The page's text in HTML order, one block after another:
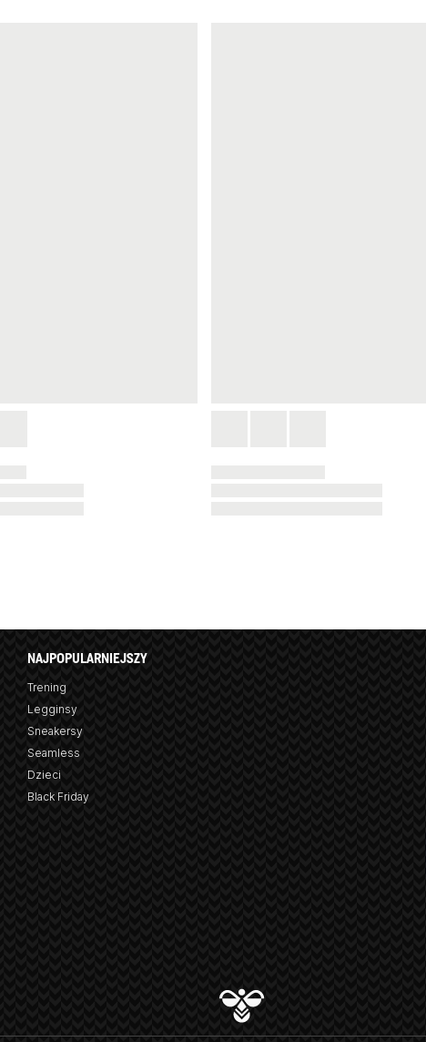
NAJPOPULARNIEJSZY
Trening
Legginsy
Sneakersy
Seamless
Dzieci
Black Friday